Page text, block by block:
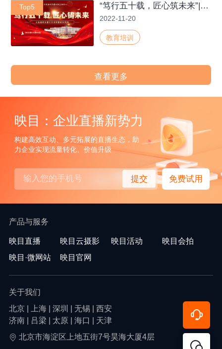
Top5 “笃行五十载，匠心筑未来”|山东省烟台第十四中学建校50周年庆祝大会
2022-11-20
教育培训
查看更多
映目：企业直播新势力
构建高效互动、多元拓展的直播生态，助
力企业实现流量转化、价值升级
提交 免费试用
产品与服务
映目直播 映目云摄影 映目活动
映目会拍
映目·微网站
映目官网
关于我们
北京 | 上海 | 深圳 | 无锡 | 西安
济南 | 吕梁 | 太原 | 海口 | 天津
北京市海淀区上地五街7号昊海大厦4层